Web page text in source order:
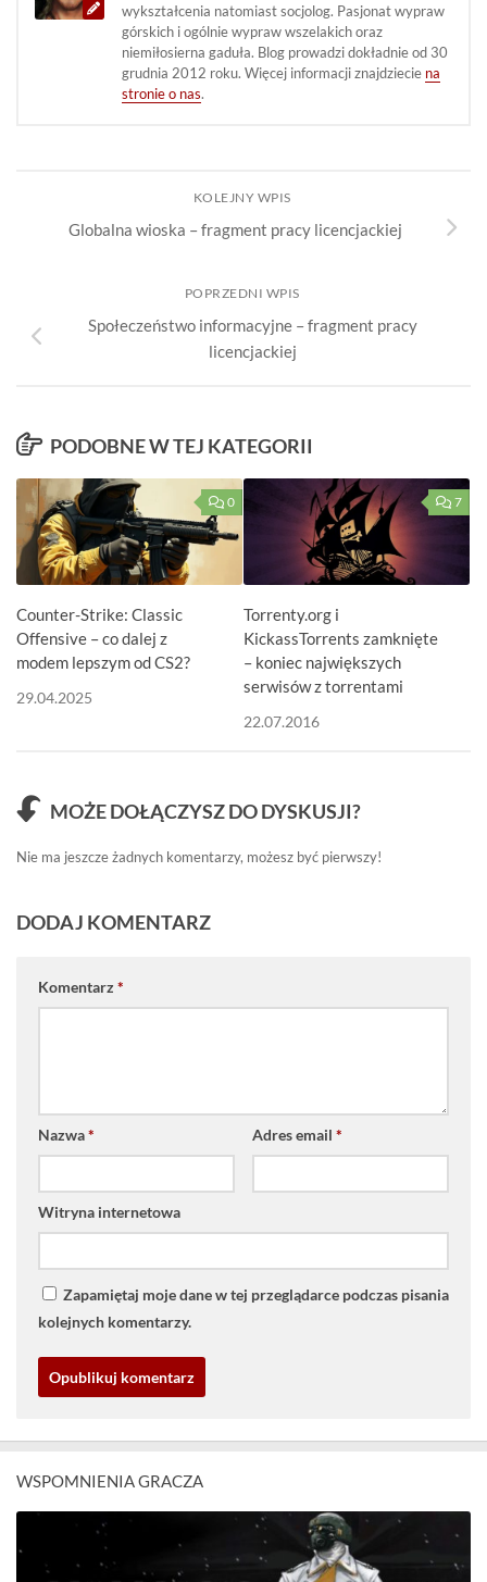
wykształcenia natomiast socjolog. Pasjonat wypraw
górskich i ogólnie wypraw wszelakich oraz
niemiłosierna gaduła. Blog prowadzi dokładnie od 30
grudnia 2012 roku. Więcej informacji znajdziecie na
stronie o nas.
KOLEJNY WPIS
Globalna wioska – fragment pracy licencjackiej
POPRZEDNI WPIS
Społeczeństwo informacyjne – fragment pracy
licencjackiej
PODOBNE W TEJ KATEGORII
0
Counter-Strike: Classic
Offensive – co dalej z
modem lepszym od CS2?
29.04.2025
7
Torrenty.org i
KickassTorrents zamknięte
– koniec największych
serwisów z torrentami
22.07.2016
MOŻE DOŁĄCZYSZ DO DYSKUSJI?
Nie ma jeszcze żadnych komentarzy, możesz być pierwszy!
DODAJ KOMENTARZ
Komentarz *
Nazwa* Adres email *
Witryna internetowa
Zapamiętaj moje dane w tej przeglądarce podczas pisania
kolejnych komentarzy.
WSPOMNIENIA GRACZA